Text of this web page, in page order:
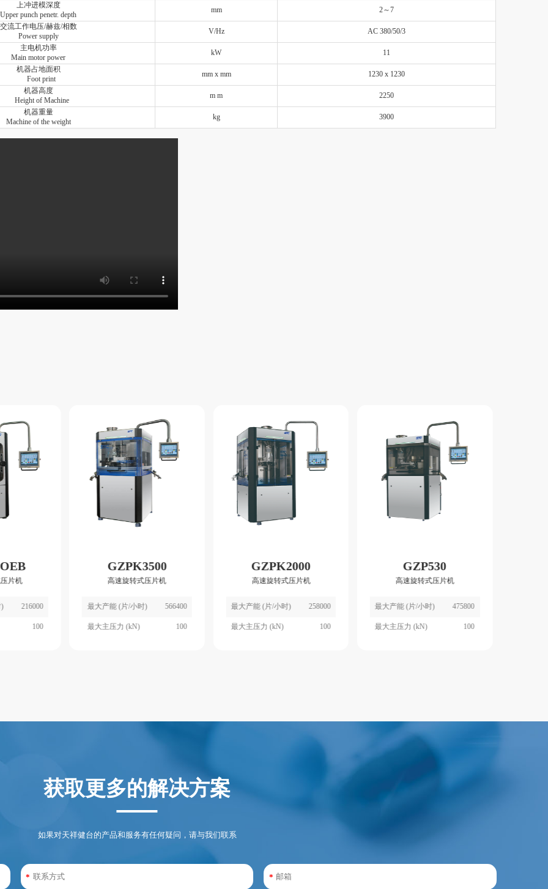
上冲进模深度
Upper punch penetr. depth
mm 2～7
交流工作电压/赫兹/相数
Power supply
V/Hz AC 380/50/3
主电机功率
Main motor power
kW 11
机器占地面积
Foot print
mm x mm 1230 x 1230
机器高度
Height of Machine
m m 2250
机器重量
Machine of the weight
kg 3900
片机
216000
100
GZPK3500
高速旋转式压片机
最大产能 (片/小时) 566400
最大主压力 (kN) 100
GZPK2000
高速旋转式压片机
最大产能 (片/小时) 258000
最大主压力 (kN) 100
GZP530
高速旋转式压片机
最大产能 (片/小时) 475800
最大主压力 (kN) 100
获取更多的解决方案
如果对天祥健台的产品和服务有任何疑问，请与我们联系